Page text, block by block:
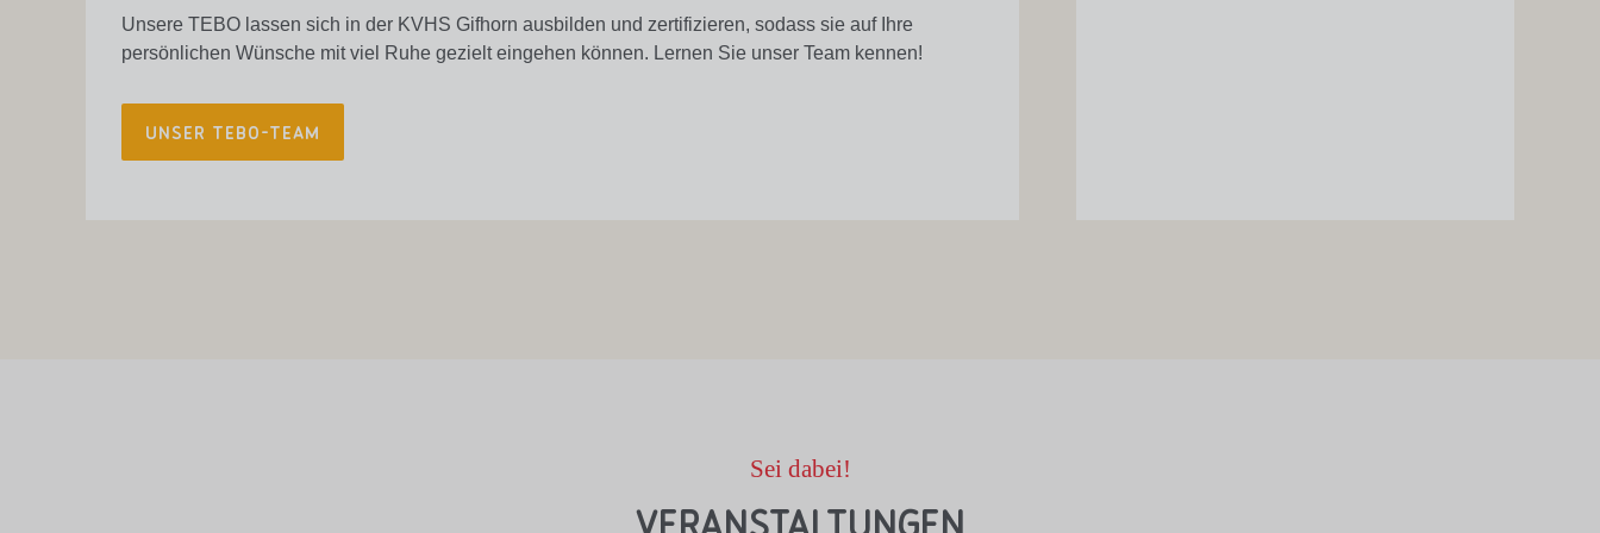
Unsere TEBO lassen sich in der KVHS Gifhorn ausbilden und zertifizieren, sodass sie auf Ihre
persönlichen Wünsche mit viel Ruhe gezielt eingehen können. Lernen Sie unser Team kennen!
UNSER TEBO-TEAM
Sei dabei!